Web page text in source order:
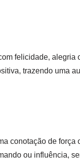
felicidade, alegria
trazendo uma
conotação de força
ou influência,